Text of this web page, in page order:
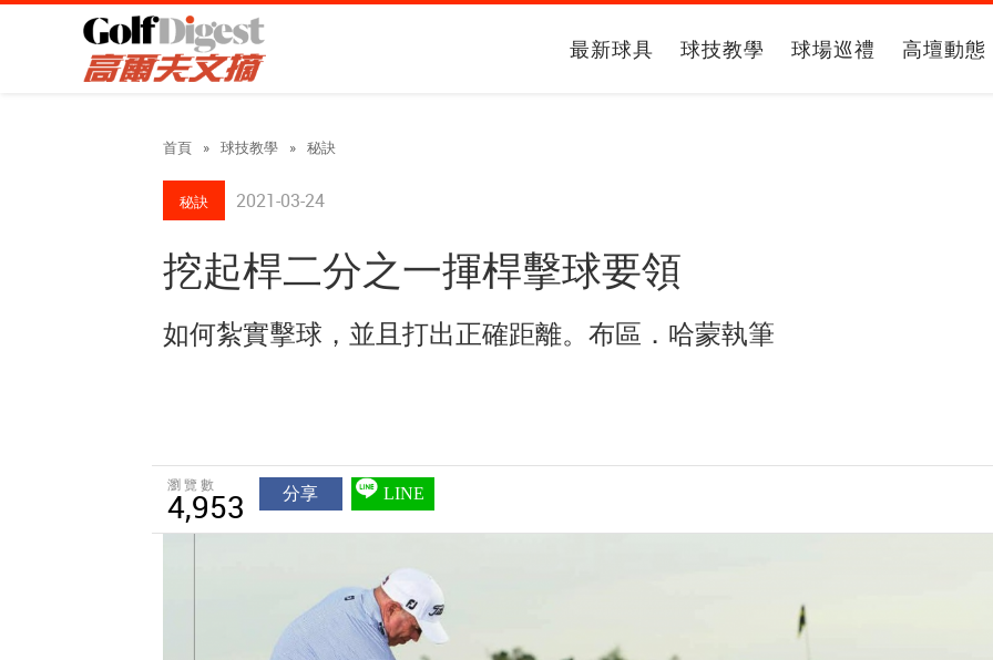
最新球具 球技教學 球場巡禮 高壇動態
首頁 » 球技教學 » 秘訣
秘訣 2021-03-24
挖起桿二分之一揮桿擊球要領
如何紮實擊球，並且打出正確距離。布區．哈蒙執筆
瀏覽數
4,953 分享 LINE